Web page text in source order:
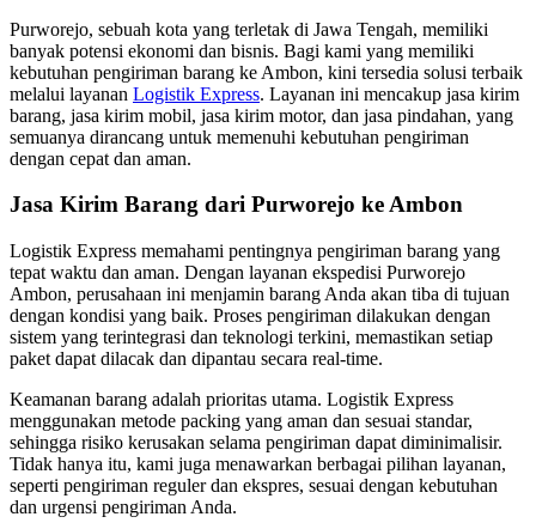
Purworejo, sebuah kota yang terletak di Jawa Tengah, memiliki
banyak potensi ekonomi dan bisnis. Bagi kami yang memiliki
kebutuhan pengiriman barang ke Ambon, kini tersedia solusi terbaik
melalui layanan Logistik Express. Layanan ini mencakup jasa kirim
barang, jasa kirim mobil, jasa kirim motor, dan jasa pindahan, yang
semuanya dirancang untuk memenuhi kebutuhan pengiriman
dengan cepat dan aman.
Jasa Kirim Barang dari Purworejo ke Ambon
Logistik Express memahami pentingnya pengiriman barang yang
tepat waktu dan aman. Dengan layanan ekspedisi Purworejo
Ambon, perusahaan ini menjamin barang Anda akan tiba di tujuan
dengan kondisi yang baik. Proses pengiriman dilakukan dengan
sistem yang terintegrasi dan teknologi terkini, memastikan setiap
paket dapat dilacak dan dipantau secara real-time.
Keamanan barang adalah prioritas utama. Logistik Express
menggunakan metode packing yang aman dan sesuai standar,
sehingga risiko kerusakan selama pengiriman dapat diminimalisir.
Tidak hanya itu, kami juga menawarkan berbagai pilihan layanan,
seperti pengiriman reguler dan ekspres, sesuai dengan kebutuhan
dan urgensi pengiriman Anda.